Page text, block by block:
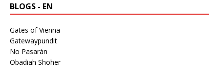
BLOGS - EN
Gates of Vienna
Gatewaypundit
No Pasarán
Obadiah Shoher